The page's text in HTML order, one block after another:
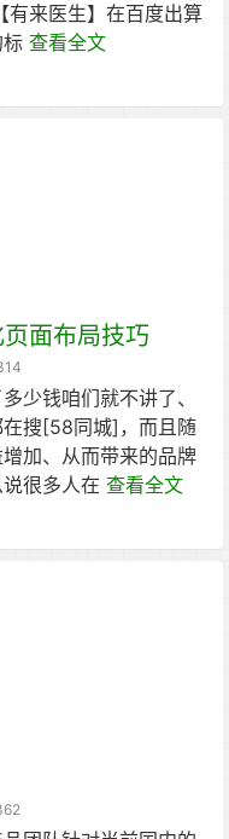
有来医生】在百度出算
查看全文
面布局技巧
少钱咱们就不讲了、
搜[58同城]，而且随
加、从而带来的品牌
很多人在 查看全文